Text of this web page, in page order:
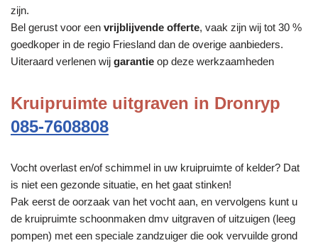
zijn.
Bel gerust voor een vrijblijvende offerte, vaak zijn wij tot 30 %
goedkoper in de regio Friesland dan de overige aanbieders.
Uiteraard verlenen wij garantie op deze werkzaamheden
Kruipruimte uitgraven in Dronryp
085-7608808
Vocht overlast en/of schimmel in uw kruipruimte of kelder? Dat
is niet een gezonde situatie, en het gaat stinken!
Pak eerst de oorzaak van het vocht aan, en vervolgens kunt u
de kruipruimte schoonmaken dmv uitgraven of uitzuigen (leeg
pompen) met een speciale zandzuiger die ook vervuilde grond